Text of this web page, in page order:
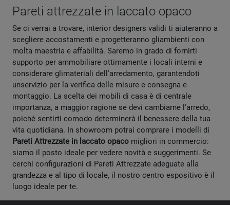
Pareti attrezzate in laccato opaco
Se ci verrai a trovare, interior designers validi ti aiuteranno a
scegliere accostamenti e progetteranno gliambienti con
molta maestria e affabilità. Saremo in grado di fornirti
supporto per ammobiliare ottimamente i locali interni e
considerare glimateriali dell'arredamento, garantendoti
unservizio per la verifica delle misure e consegna e
montaggio. La scelta dei mobili di casa è di centrale
importanza, a maggior ragione se devi cambiarne l'arredo,
poiché sentirti comodo determinerà il benessere della tua
vita quotidiana. In showroom potrai comprare i modelli di
Pareti Attrezzate in laccato opaco migliori in commercio:
siamo il posto ideale per vedere novità e suggerimenti. Se
cerchi configurazioni di Pareti Attrezzate adeguate alla
grandezza e al tipo di locale, il nostro centro espositivo è il
luogo ideale per te.